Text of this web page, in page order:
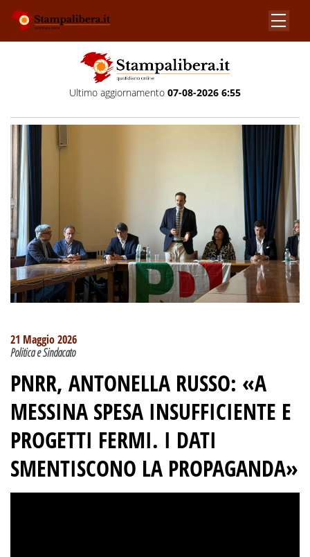
Ultimo aggiornamento 07-08-2026 6:55
21 Maggio 2026
Politica e Sindacato
PNRR, ANTONELLA RUSSO: «A
MESSINA SPESA INSUFFICIENTE E
PROGETTI FERMI. I DATI
SMENTISCONO LA PROPAGANDA»